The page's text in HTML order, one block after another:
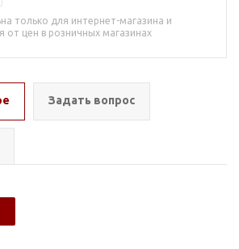
только для интернет-магазина и
от цен в розничных магазинах
Задать вопрос